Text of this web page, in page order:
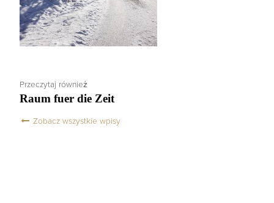
Przeczytaj również
Raum fuer die Zeit
Zobacz wszystkie wpisy